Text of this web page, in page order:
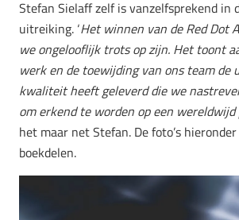
Stefan Sielaff zelf is vanzelfsprekend in
uitreiking. ‘Het winnen van de Red Dot
we ongelooflijk trots op zijn. Het toont
werk en de toewijding van ons team de
kwaliteit heeft geleverd die we
om erkend te worden op een wereldwijd
het maar net Stefan. De foto’s
boekdelen.